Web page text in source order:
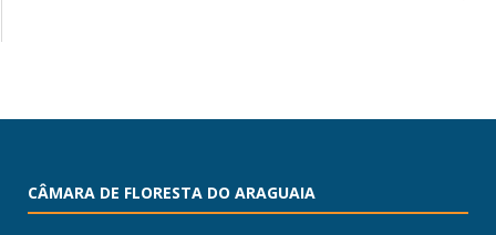
CÂMARA DE FLORESTA DO ARAGUAIA